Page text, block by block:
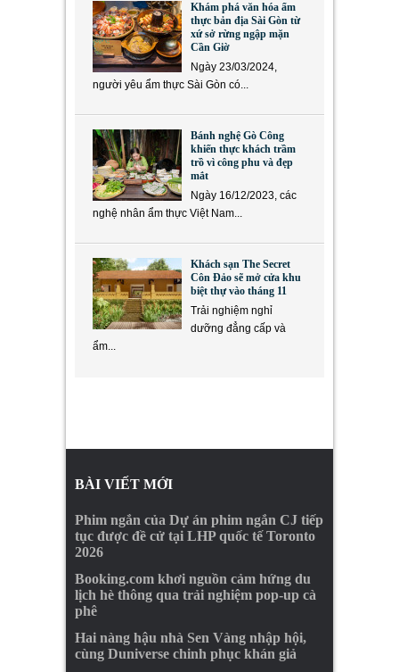
Khám phá văn hóa ẩm
thực bản địa Sài Gòn từ
xứ sở rừng ngập mặn
Cần Giờ
Ngày 23/03/2024,
người yêu ẩm thực Sài Gòn có...
Bánh nghệ Gò Công
khiến thực khách trầm
trồ vì công phu và đẹp
mắt
Ngày 16/12/2023, các
nghệ nhân ẩm thực Việt Nam...
Khách sạn The Secret
Côn Đảo sẽ mở cửa khu
biệt thự vào tháng 11
Trải nghiệm nghỉ
dưỡng đẳng cấp và
ẩm...
BÀI VIẾT MỚI
Phim ngắn của Dự án phim ngắn CJ tiếp
tục được đề cử tại LHP quốc tế Toronto
2026
Booking.com khơi nguồn cảm hứng du
lịch hè thông qua trải nghiệm pop-up cà
phê
Hai nàng hậu nhà Sen Vàng nhập hội,
cùng Duniverse chinh phục khán giả